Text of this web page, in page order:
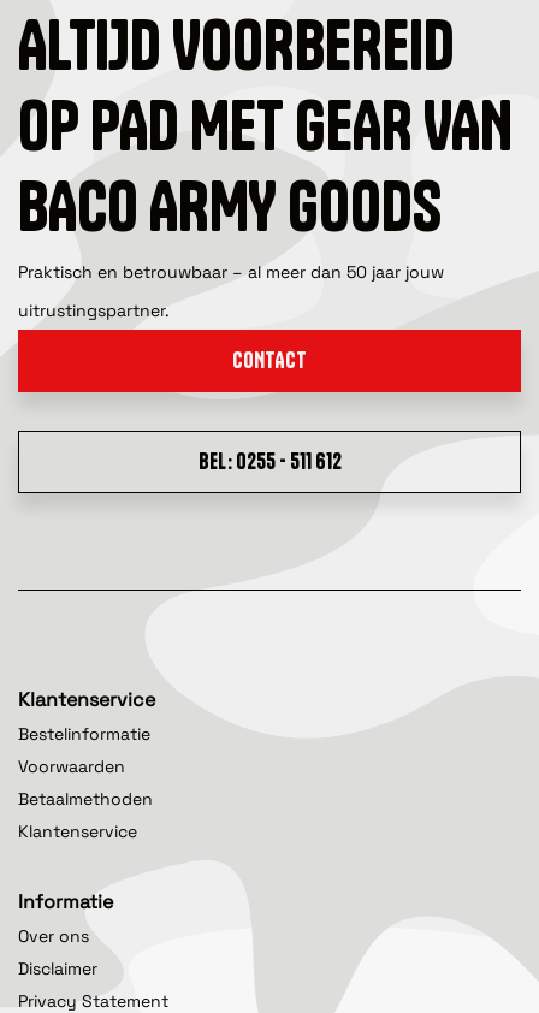
ALTIJD VOORBEREID
OP PAD MET GEAR VAN
BACO ARMY GOODS
Praktisch en betrouwbaar – al meer dan 50 jaar jouw
uitrustingspartner.
CONTACT
BEL: 0255 - 511 612
Klantenservice
Bestelinformatie
Voorwaarden
Betaalmethoden
Klantenservice
Informatie
Over ons
Disclaimer
Privacy Statement